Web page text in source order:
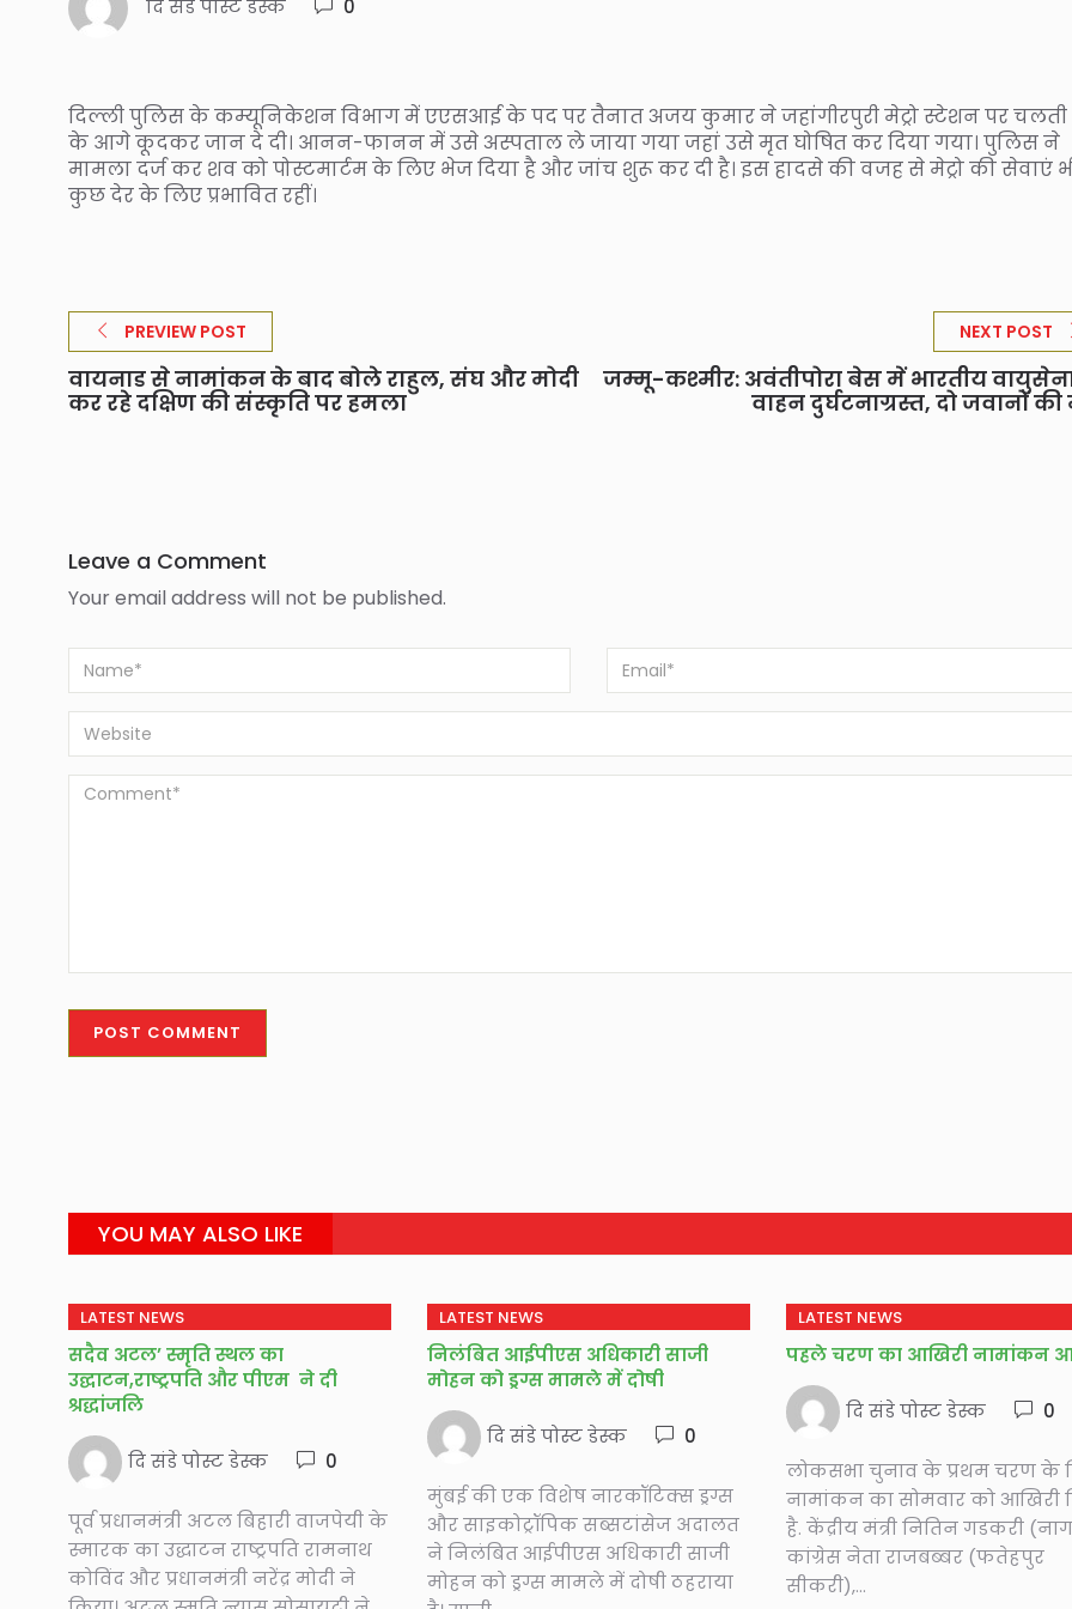
दि संडे पोस्ट डेस्क 0
दिल्ली पुलिस के कम्यूनिकेशन विभाग में एएसआई के पद पर तैनात अजय कुमार ने जहांगीरपुरी मेट्रो स्टेशन पर चलती
के आगे कूदकर जान दे दी। आनन-फानन में उसे अस्पताल ले जाया गया जहां उसे मृत घोषित कर दिया गया। पुलिस ने
मामला दर्ज कर शव को पोस्टमार्टम के लिए भेज दिया है और जांच शुरू कर दी है। इस हादसे की वजह से मेट्रो की सेवाएं
कुछ देर के लिए प्रभावित रहीं।
PREVIEW POST
वायनाड से नामांकन के बाद बोले राहुल, संघ और मोदी
कर रहे दक्षिण की संस्कृति पर हमला
NEXT POST
जम्मू-कश्मीर: अवंतीपोरा बेस में भारतीय
वाहन दुर्घटनाग्रस्त, दो जवानों की
Leave a Comment
Your email address will not be published.
YOU MAY ALSO LIKE
LATEST NEWS
सदैव अटल’ स्मृति स्थल का
उद्घाटन,राष्ट्रपति और पीएम ने दी
श्रद्धांजलि
दि संडे पोस्ट डेस्क 0
पूर्व प्रधानमंत्री अटल बिहारी वाजपेयी के
स्मारक का उद्धाटन राष्ट्रपति रामनाथ
कोविंद और प्रधानमंत्री नरेंद्र मोदी ने
LATEST NEWS
निलंबित आईपीएस अधिकारी साजी
मोहन को ड्रग्स मामले में दोषी
दि संडे पोस्ट डेस्क 0
मुंबई की एक विशेष नारकॉटिक्स ड्रग्स
और साइकोट्रॉपिक सब्सटांसेज अदालत
ने निलंबित आईपीएस अधिकारी साजी
मोहन को ड्रग्स मामले में दोषी ठहराया
LATEST NEWS
पहले चरण का आखिरी नामांकन
दि संडे पोस्ट डेस्क 0
लोकसभा चुनाव के प्रथम चरण के
नामांकन का सोमवार को आखिरी
है. केंद्रीय मंत्री नितिन गडकरी
कांग्रेस नेता राजबब्बर (फतेहपुर
सीकरी),...